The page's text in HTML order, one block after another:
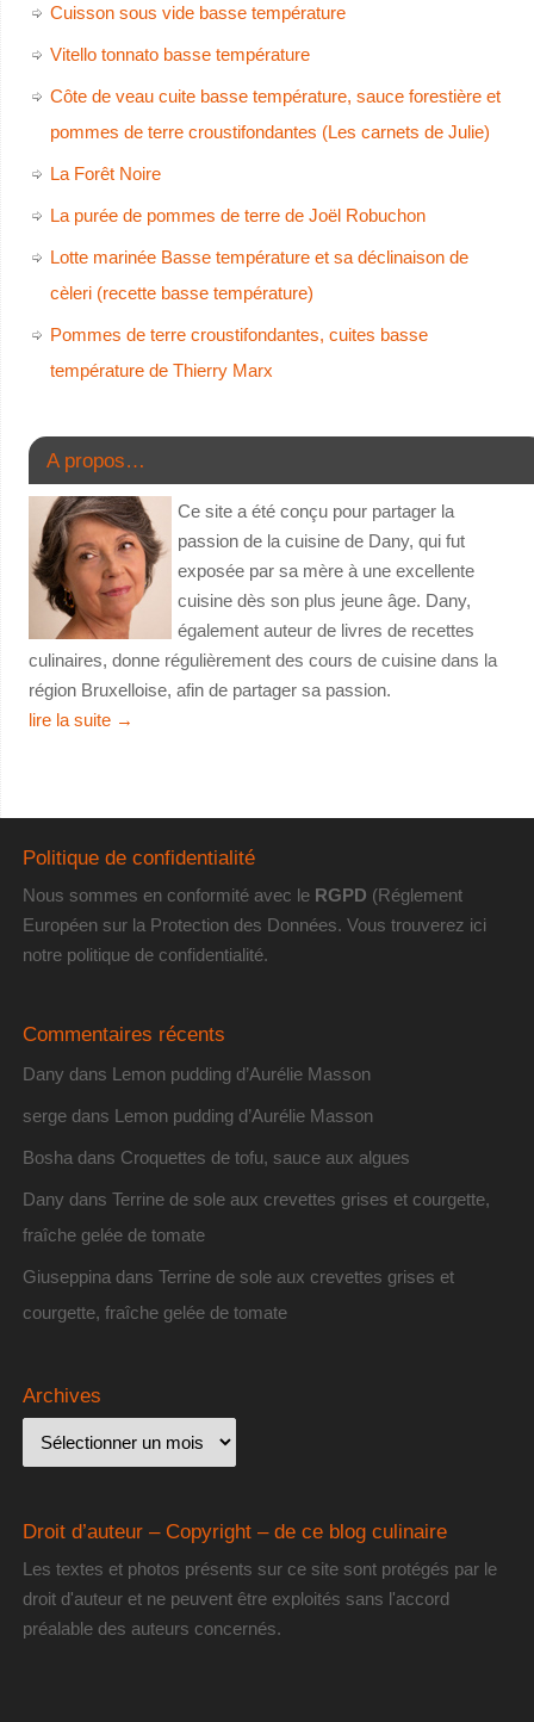
Cuisson sous vide basse température
Vitello tonnato basse température
Côte de veau cuite basse température, sauce forestière et
pommes de terre croustifondantes (Les carnets de Julie)
La Forêt Noire
La purée de pommes de terre de Joël Robuchon
Lotte marinée Basse température et sa déclinaison de
cèleri (recette basse température)
Pommes de terre croustifondantes, cuites basse
température de Thierry Marx
A propos…
Ce site a été conçu pour partager la
passion de la cuisine de Dany, qui fut
exposée par sa mère à une excellente
cuisine dès son plus jeune âge. Dany,
également auteur de livres de recettes
culinaires, donne régulièrement des cours de cuisine dans la
région Bruxelloise, afin de partager sa passion.
lire la suite →
Politique de confidentialité
Nous sommes en conformité avec le RGPD (Réglement
Européen sur la Protection des Données. Vous trouverez ici
notre politique de confidentialité.
Commentaires récents
Dany dans Lemon pudding d’Aurélie Masson
sergedans Lemon pudding d’Aurélie Masson
Bosha dans Croquettes de tofu, sauce aux algues
Dany dans Terrine de sole aux crevettes grises et courgette,
fraîche gelée de tomate
Giuseppina dans Terrine de sole aux crevettes grises et
courgette, fraîche gelée de tomate
Archives
Droit d’auteur – Copyright – de ce blog culinaire
Les textes et photos présents sur ce site sont protégés par le
droit d'auteur et ne peuvent être exploités sans l'accord
préalable des auteurs concernés.